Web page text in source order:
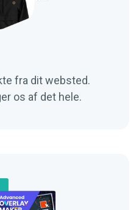
fra dit websted.
os af det hele.